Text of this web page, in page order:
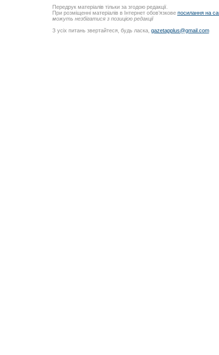
Передрук матеріалів тільки за згодою редакції.
При розміщенні матеріалів в Інтернет обов’язкове посилання на
можуть незбігатися з позицією редакції
З усіх питань звертайтеся, будь ласка, gazetapplus@gmail.com